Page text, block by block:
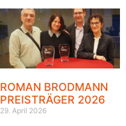
ROMAN BRODMANN
PREISTRÄGER 2026
29. April 2026